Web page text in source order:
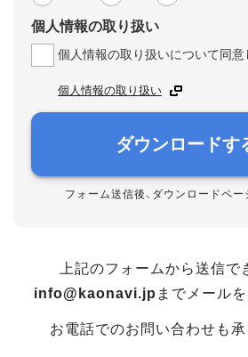
個人情報の取り扱い
個人情報の取り扱いについて同意
個人情報の取り扱い
ダウンロードす
フォーム送信後、ダウンロードペー
上記のフォームから送信で
info@kaonavi.jp までメール
お電話でのお問い合わせも承